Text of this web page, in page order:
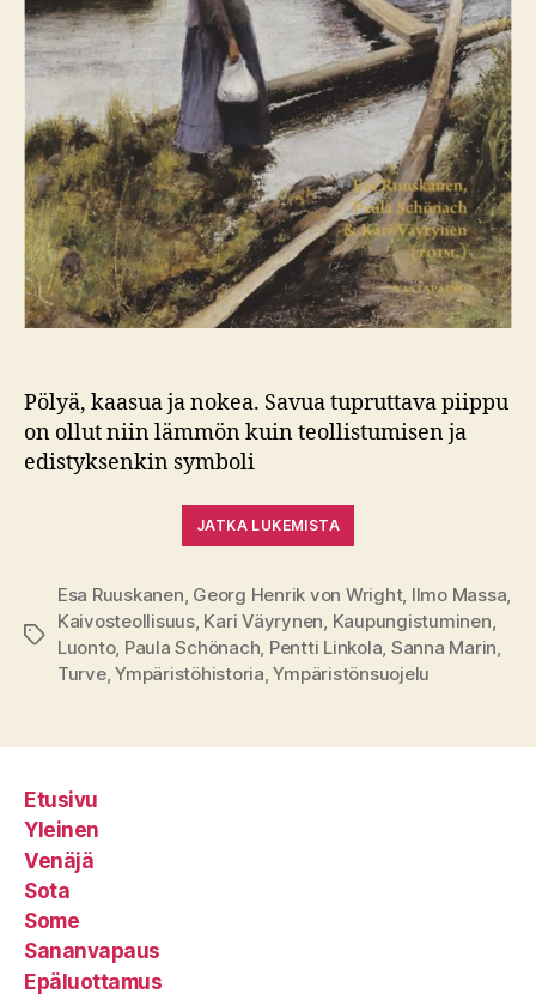
Pölyä, kaasua ja nokea. Savua tupruttava piippu
on ollut niin lämmön kuin teollistumisen ja
edistyksenkin symboli
JATKA LUKEMISTA
Avainsanat
Esa Ruuskanen, Georg Henrik von Wright, Ilmo Massa,
Kaivosteollisuus, Kari Väyrynen, Kaupungistuminen,
Luonto, Paula Schönach, Pentti Linkola, Sanna Marin,
Turve,Ympäristöhistoria,Ympäristönsuojelu
Etusivu
Yleinen
Venäjä
Sota
Some
Sananvapaus
Epäluottamus